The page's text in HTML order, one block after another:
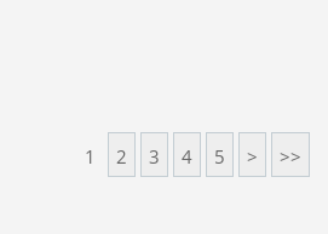
1 2 3 4 5 > >>